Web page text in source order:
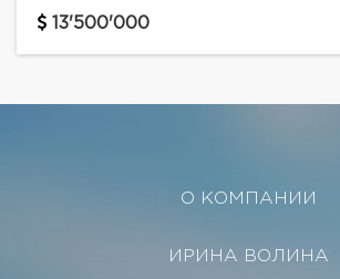
архитектурном прочтении. Удобное
13'500'000
О КОМПАНИИ
ИРИНА ВОЛИНА